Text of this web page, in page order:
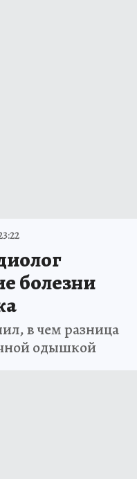
болезни
в чем разница
одышкой